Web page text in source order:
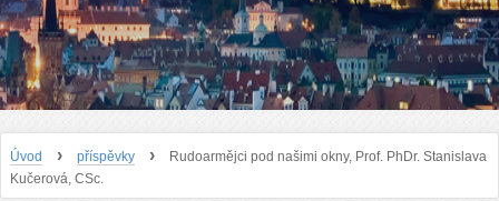
Úvod › příspěvky ›
Rudoarmějci pod našimi okny, Prof. PhDr. Stanislava
Kučerová, CSc.